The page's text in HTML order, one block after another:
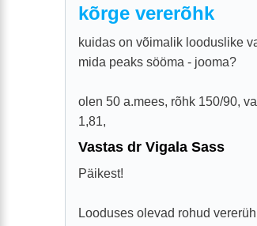
kõrge vererõhk
kuidas on võimalik looduslike
mida peaks sööma - jooma?
olen 50 a.mees, rõhk 150/90,
1,81,
Vastas dr Vigala Sass
Päikest!
Looduses olevad rohud